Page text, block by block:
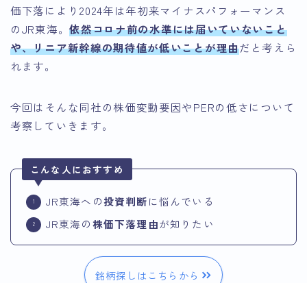
価下落により2024年は年初来マイナスパフォーマンス
のJR東海。依然コロナ前の水準には届いていないこと
や、リニア新幹線の期待値が低いことが理由だと考えら
れます。
今回はそんな同社の株価変動要因やPERの低さについて
考察していきます。
こんな人におすすめ
JR東海への投資判断に悩んでいる
JR東海の株価下落理由が知りたい
銘柄探しはこちらから